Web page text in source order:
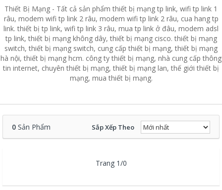
Thiết Bị Mạng - Tất cả sản phẩm thiết bị mạng tp link, wifi tp link 1
râu, modem wifi tp link 2 râu, modem wifi tp link 2 râu, cua hang tp
link. thiết bị tp link, wifi tp link 3 râu, mua tp link ở đâu, modem adsl
tp link, thiết bị mạng không dây, thiết bị mạng cisco. thiết bị mạng
switch, thiết bị mạng switch, cung cấp thiết bị mạng, thiết bị mạng
hà nội, thiết bị mạng hcm. công ty thiết bị mạng, nhà cung cấp thông
tin internet, chuyên thiết bị mạng, thiết bị mạng lan, thế giới thiết bị
mạng, mua thiết bị mạng.
0 Sản Phẩm Sắp Xếp Theo
Trang 1/0